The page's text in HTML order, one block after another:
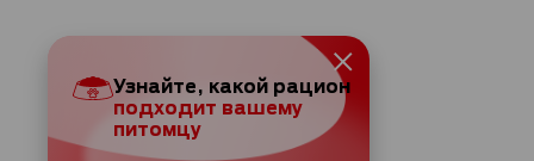
Узнайте, какой рацион
подходит вашему
питомцу